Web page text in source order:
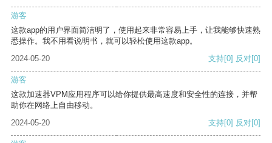
游客
这款app的用户界面简洁明了，使用起来非常容易上手，让我能够快速熟
悉操作。我不用看说明书，就可以轻松使用这款app。
2024-05-20
支持[0] 反对[0]
游客
这款加速器VPM应用程序可以给你提供最高速度和安全性的连接，并帮
助你在网络上自由移动。
2024-05-20
支持[0] 反对[0]